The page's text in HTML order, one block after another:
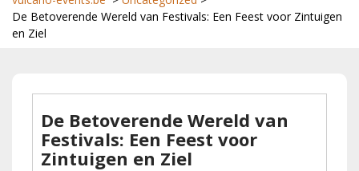
De Betoverende Wereld van Festivals: Een Feest voor Zintuigen
en Ziel
De Betoverende Wereld van
Festivals: Een Feest voor
Zintuigen en Ziel